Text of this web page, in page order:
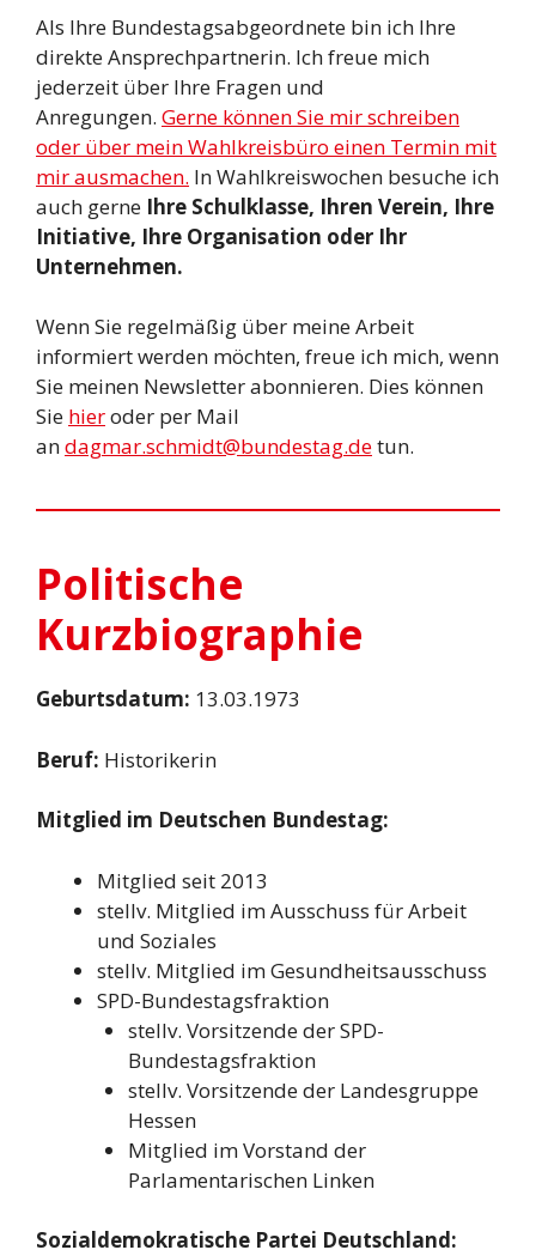
Als Ihre Bundestagsabgeordnete bin ich Ihre
direkte Ansprechpartnerin. Ich freue mich
jederzeit über Ihre Fragen und
Anregungen. Gerne können Sie mir schreiben
oder über mein Wahlkreisbüro einen Termin mit
mir ausmachen. In Wahlkreiswochen besuche ich
auch gerne Ihre Schulklasse, Ihren Verein, Ihre
Initiative, Ihre Organisation oder Ihr
Unternehmen.
Wenn Sie regelmäßig über meine Arbeit
informiert werden möchten, freue ich mich, wenn
Sie meinen Newsletter abonnieren. Dies können
Sie hieroder per Mail
andagmar.schmidt@bundestag.detun.
Politische
Kurzbiographie
Geburtsdatum: 13.03.1973
Beruf: Historikerin
Mitglied im Deutschen Bundestag:
Mitglied seit 2013
stellv. Mitglied im Ausschuss für Arbeit
und Soziales
stellv. Mitglied im Gesundheitsausschuss
SPD-Bundestagsfraktion
stellv. Vorsitzende der SPD-
Bundestagsfraktion
stellv. Vorsitzende der Landesgruppe
Hessen
Mitglied im Vorstand der
Parlamentarischen Linken
Sozialdemokratische Partei Deutschland: